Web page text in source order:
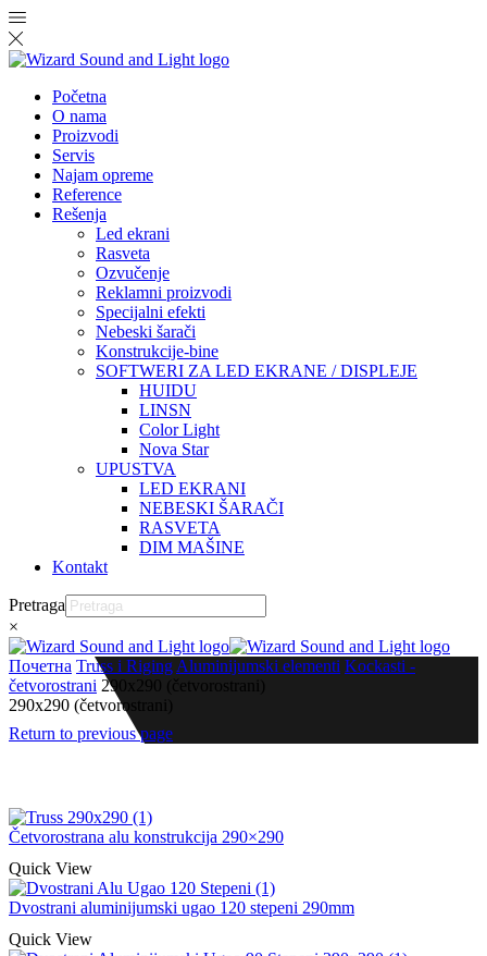
Početna
O nama
Proizvodi
Servis
Najam opreme
Reference
Rešenja
Led ekrani
Rasveta
Ozvučenje
Reklamni proizvodi
Specijalni efekti
Nebeski šarači
Konstrukcije-bine
SOFTWERI ZA LED EKRANE / DISPLEJE
HUIDU
LINSN
Color Light
Nova Star
UPUSTVA
LED EKRANI
NEBESKI ŠARAČI
RASVETA
DIM MAŠINE
Kontakt
Pretraga
×
Почетна Truss i Riging Aluminijumski elementi Kockasti -
četvorostrani 290x290 (četvorostrani)
290x290 (četvorostrani)
Return to previous page
Četvorostrana alu konstrukcija 290×290
Quick View
Dvostrani aluminijumski ugao 120 stepeni 290mm
Quick View